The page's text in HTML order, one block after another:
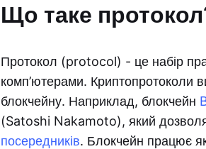
Що таке
Протокол (protocol) - це набір
комп’ютерами. Криптопротоколи
блокчейну. Наприклад, блокчейн
(Satoshi Nakamoto), який
посередників. Блокчейн працює